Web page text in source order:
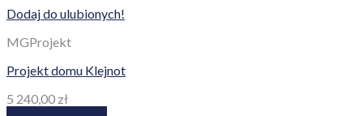
Dodaj do ulubionych!
MGProjekt
Projekt domu Klejnot
5 240,00 zł